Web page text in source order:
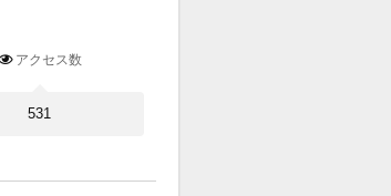
アクセス数
531